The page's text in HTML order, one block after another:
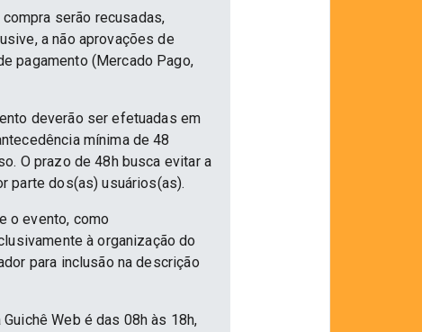
serão recusadas,
a não aprovações de
pagamento (Mercado Pago,
deverão ser efetuadas em
mínima de 48
O prazo de 48h busca evitar a
parte dos(as) usuários(as).
o evento, como
à organização do
para inclusão na descrição
Web é das 08h às 18h,